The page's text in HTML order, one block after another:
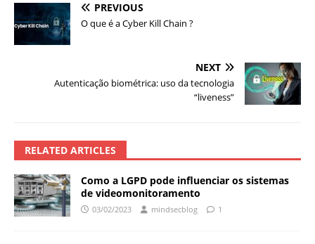
PREVIOUS
O que é a Cyber Kill Chain ?
NEXT
Autenticação biométrica: uso da tecnologia
“liveness”
RELATED ARTICLES
Como a LGPD pode influenciar os sistemas
de videomonitoramento
03/02/2023 mindsecblog 1